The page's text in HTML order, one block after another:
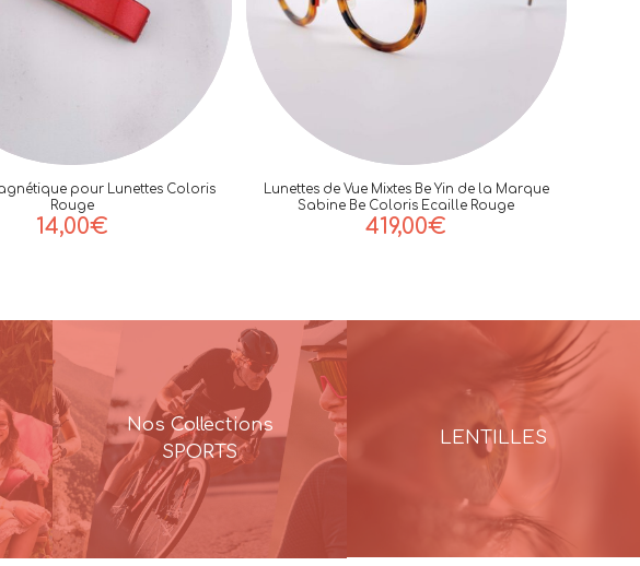
pour Lunettes Coloris
Rouge
14,00€
Lunettes de Vue Mixtes Be Yin de la Marque
Sabine Be Coloris Ecaille Rouge
419,00€
Nos Collections
SPORTS
LENTILLES